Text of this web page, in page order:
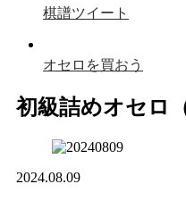
棋譜ツイート
オセロを買おう
初級詰めオセロ（
2024.08.09